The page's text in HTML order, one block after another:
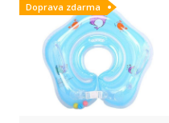
Doprava zdarma